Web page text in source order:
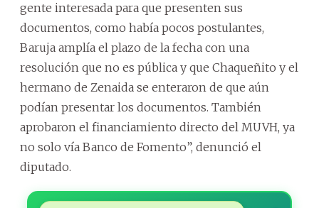
gente interesada para que presenten sus
documentos, como había pocos postulantes,
Baruja amplía el plazo de la fecha con una
resolución que no es pública y que Chaqueñito y el
hermano de Zenaida se enteraron de que aún
podían presentar los documentos. También
aprobaron el financiamiento directo del MUVH, ya
no solo vía Banco de Fomento”, denunció el
diputado.